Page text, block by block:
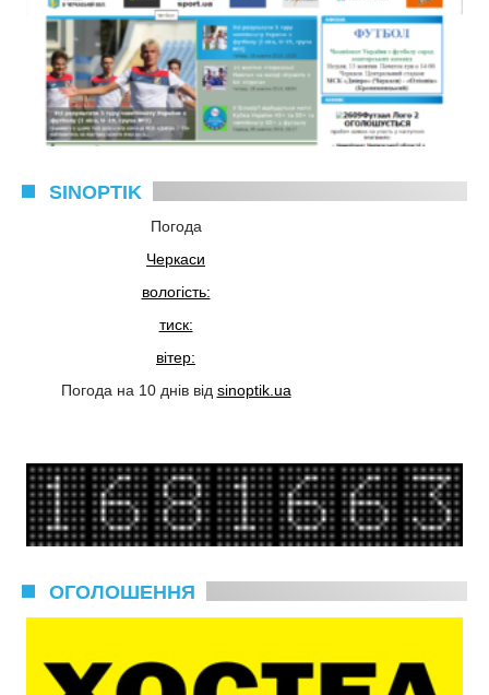
SINOPTIK
Погода
Черкаси
вологість:
тиск:
вітер:
Погода на 10 днів від sinoptik.ua
ОГОЛОШЕННЯ